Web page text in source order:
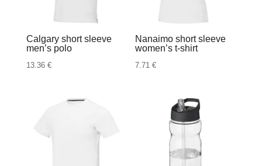
Calgary short sleeve
men’s polo
13.36 €
Nanaimo short sleeve
women’s t-shirt
7.71€